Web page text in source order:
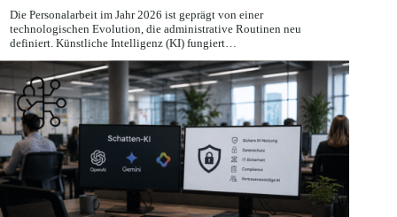
22.06.2026
Die Personalarbeit im Jahr 2026 ist geprägt von einer
technologischen Evolution, die administrative Routinen neu
definiert. Künstliche Intelligenz (KI) fungiert…